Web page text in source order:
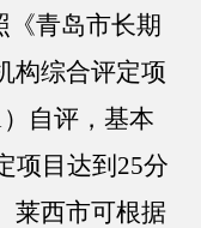
《青岛市长期
构综合评定项
自评，基本
项目达到25分
莱西市可根据